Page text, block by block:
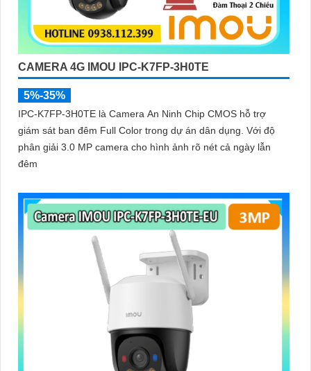
CAMERA 4G IMOU IPC-K7FP-3H0TE
5%-35%
IPC-K7FP-3H0TE là Camera An Ninh Chip CMOS hỗ trợ
giám sát ban đêm Full Color trong dự án dân dụng. Với độ
phân giải 3.0 MP camera cho hình ảnh rõ nét cả ngày lẫn
đêm